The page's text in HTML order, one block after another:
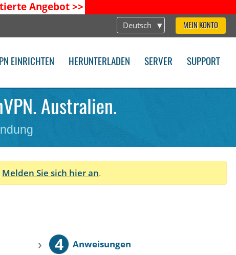
Angebot>>
Deutsch MEIN KONTO
EINRICHTEN HERUNTERLADEN SERVER SUPPORT
Australien.
Melden Sie sich hier an.
› 4 Anweisungen